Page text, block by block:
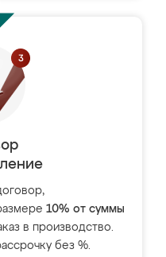
10% от суммы
в производство.
без %.